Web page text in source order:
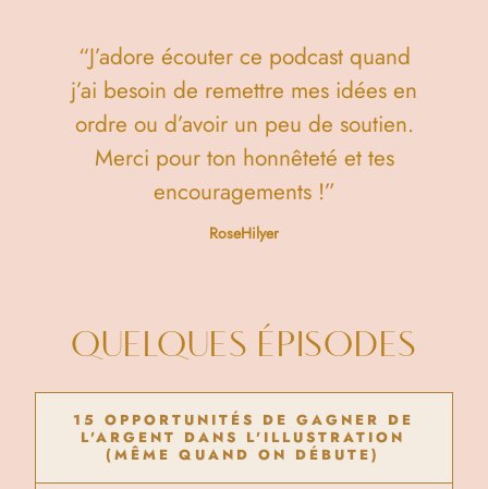
“J’adore écouter ce podcast quand
j’ai besoin de remettre mes idées en
ordre ou d’avoir un peu de soutien.
Merci pour ton honnêteté et tes
encouragements !”
RoseHilyer
QUELQUES ÉPISODES
15 OPPORTUNITÉS DE GAGNER DE
L'ARGENT DANS L'ILLUSTRATION
(MÊME QUAND ON DÉBUTE)